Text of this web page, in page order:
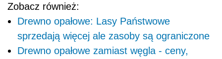
Zobacz również:
Drewno opałowe: Lasy Państwowe
sprzedają więcej ale zasoby są ograniczone
Drewno opałowe zamiast węgla - ceny,